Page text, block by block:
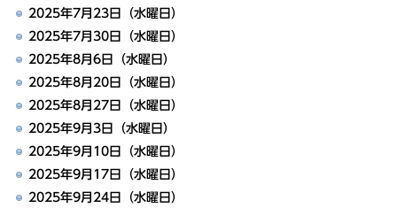
2025年7月23日（水曜日）
2025年7月30日（水曜日）
2025年8月6日（水曜日）
2025年8月20日（水曜日）
2025年8月27日（水曜日）
2025年9月3日（水曜日）
2025年9月10日（水曜日）
2025年9月17日（水曜日）
2025年9月24日（水曜日）